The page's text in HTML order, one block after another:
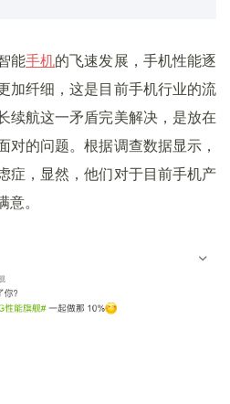
能手机的飞速发展，手机性能逐
加纤细，这是目前手机行业的流
续航这一矛盾完美解决，是放在
对的问题。根据调查数据显示，
症，显然，他们对于目前手机产
意。